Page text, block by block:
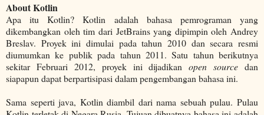
About Kotlin
Apa itu Kotlin? Kotlin adalah bahasa pemrograman yang
dikembangkan oleh tim dari JetBrains yang dipimpin oleh Andrey
Breslav. Proyek ini dimulai pada tahun 2010 dan secara resmi
diumumkan ke publik pada tahun 2011. Satu tahun berikutnya
sekitar Februari 2012, proyek ini dijadikanopen source dan
siapapun dapat berpartisipasi dalam pengembangan bahasa ini.
Sama seperti java, Kotlin diambil dari nama sebuah pulau. Pulau